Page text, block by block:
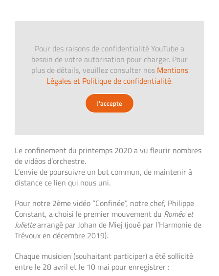
Pour des raisons de confidentialité YouTube a
besoin de votre autorisation pour charger. Pour
plus de détails, veuillez consulter nos Mentions
Légales et Politique de confidentialité.
J'accepte
Le confinement du printemps 2020 a vu fleurir nombres
de vidéos d’orchestre.
L’envie de poursuivre un but commun, de maintenir à
distance ce lien qui nous uni.
Pour notre 2ème vidéo “Confinée”, notre chef, Philippe
Constant, a choisi le premier mouvement du Roméo et
Juliettearrangé par Johan de Miej (joué par l’Harmonie de
Trévoux en décembre 2019).
Chaque musicien (souhaitant participer) a été sollicité
entre le 28 avril et le 10 mai pour enregistrer :